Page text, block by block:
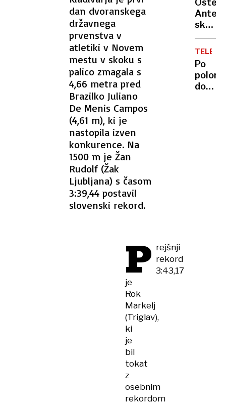
dan dvoranskega
državnega
prvenstva v
atletiki v Novem
mestu v skoku s
palico zmagala s
4,66 metra pred
Brazilko Juliano
De Menis Campos
(4,61 m), ki je
nastopila izven
konkurence. Na
1500 m je Žan
Rudolf (Žak
Ljubljana) s časom
3:39,44 postavil
slovenski rekord.
P rejšnji
rekord
3:43,17
je
Rok
Markelj
(Triglav),
ki
je
bil
tokat
z
osebnim
rekordom
samo
zaradi
ga je
s
ubila
in
skriti
biser
tik
za
mejo,
kjer
za
Po